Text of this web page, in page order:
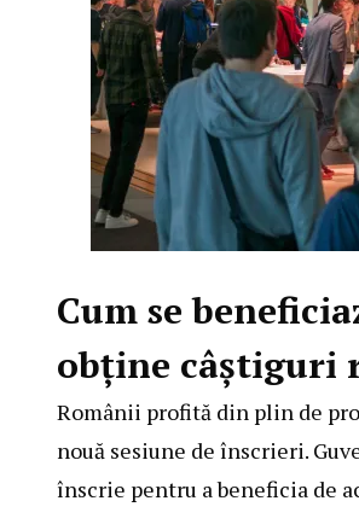
Cum se
obține câștiguri
Românii profită din plin de
nouă sesiune de înscrieri.
înscrie pentru a beneficia de